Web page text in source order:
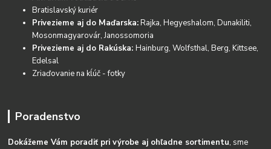
Bratislavský kuriér
Privezieme aj do Maďarska:Rajka, Hegyeshalom, Dunakiliti,
Mosonmagyarovár, Janossomoria
Privezieme aj do Rakúska:Hainburg, Wolfsthal, Berg, Kittsee,
Edelsal
Zriaďovanie na kĺúč - fotky
Poradenstvo
Dokážeme Vám poradiť pri výrobe aj ohľadne sortimentu, sme